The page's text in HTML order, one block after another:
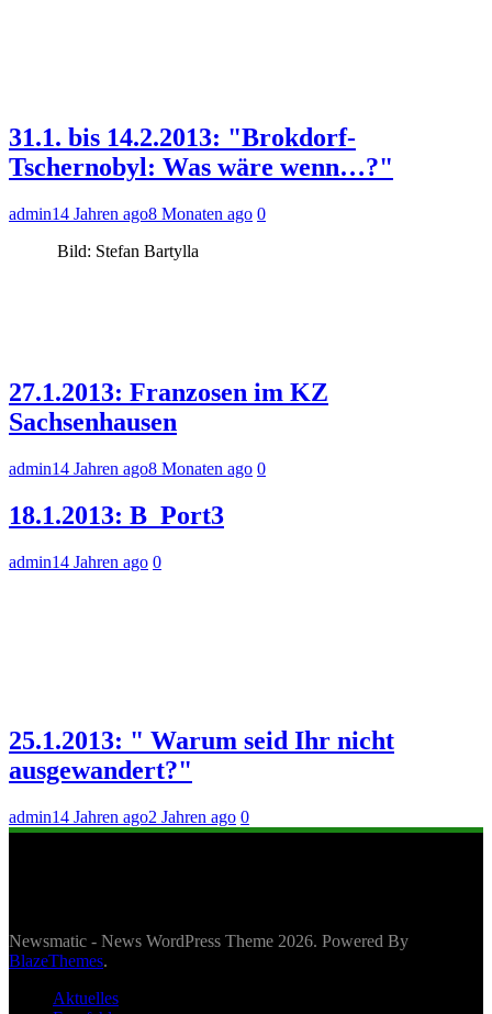
31.1. bis 14.2.2013: "Brokdorf-
Tschernobyl: Was wäre wenn…?"
admin14 Jahren ago8 Monaten ago 0
Bild: Stefan Bartylla
27.1.2013: Franzosen im KZ
Sachsenhausen
admin14 Jahren ago8 Monaten ago 0
18.1.2013: B_Port3
admin14 Jahren ago 0
25.1.2013: " Warum seid Ihr nicht
ausgewandert?"
admin14 Jahren ago2 Jahren ago 0
Newsmatic - News WordPress Theme 2026. Powered By
BlazeThemes.
Aktuelles